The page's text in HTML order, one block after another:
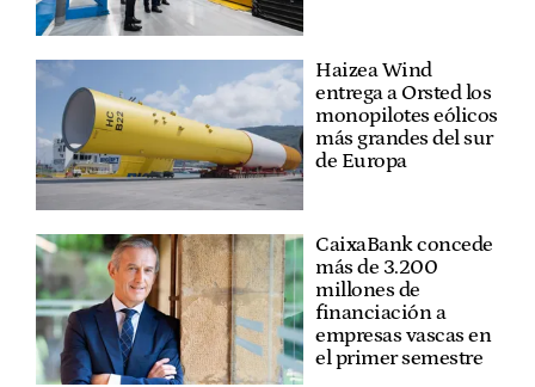
Haizea Wind
entrega a Orsted los
monopilotes eólicos
más grandes del sur
de Europa
CaixaBank concede
más de 3.200
millones de
financiación a
empresas vascas en
el primer semestre